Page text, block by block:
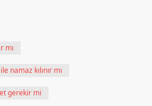
mı
namaz kılınır mı
gerekir mi